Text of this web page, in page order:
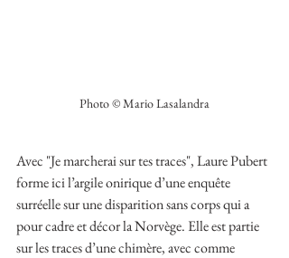
Photo © Mario Lasalandra
Avec "Je marcherai sur tes traces", Laure Pubert
forme ici l’argile onirique d’une enquête
surréelle sur une disparition sans corps qui a
pour cadre et décor la Norvège. Elle est partie
sur les traces d’une chimère, avec comme